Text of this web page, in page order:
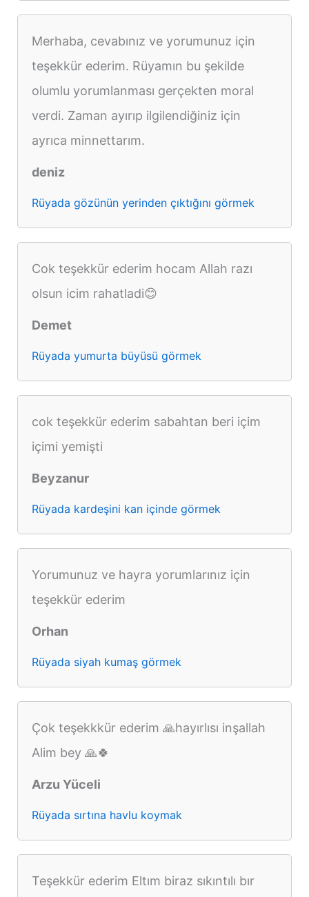
Merhaba, cevabınız ve yorumunuz için
teşekkür ederim. Rüyamın bu şekilde
olumlu yorumlanması gerçekten moral
verdi. Zaman ayırıp ilgilendiğiniz için
ayrıca minnettarım.
deniz
Rüyada gözünün yerinden çıktığını görmek
Cok teşekkür ederim hocam Allah razı
olsun icim rahatladi😊
Demet
Rüyada yumurta büyüsü görmek
cok teşekkür ederim sabahtan beri içim
içimi yemişti
Beyzanur
Rüyada kardeşini kan içinde görmek
Yorumunuz ve hayra yorumlarınız için
teşekkür ederim
Orhan
Rüyada siyah kumaş görmek
Çok teşekkkür ederim 🙏hayırlısı inşallah
Alim bey 🙏🍀
Arzu Yüceli
Rüyada sırtına havlu koymak
Teşekkür ederim Eltım biraz sıkıntılı bır